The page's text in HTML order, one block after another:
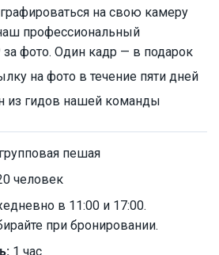
на свою камеру
профессиональный
фото. Один кадр — в подарок
на фото в течение пяти дней
из гидов нашей команды
групповая пешая
человек
в 11:00 и 17:00.
при бронировании.
1 час